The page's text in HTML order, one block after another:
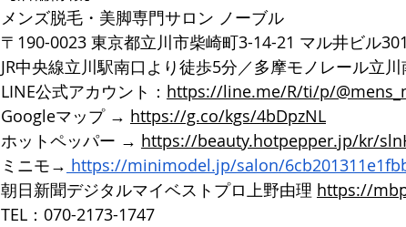
メンズ脱毛・美脚専門サロン ノーブル
〒190-0023 東京都立川市柴崎町3-14-21 マル井ビル301
JR中央線立川駅南口より徒歩5分／多摩モノレール立
LINE公式アカウント： https://line.me/R/ti/p/
Googleマップ → https://g.co/kgs/4bDpzNL
ホットペッパー → https://beauty.hotpepper.jp/kr/
ミニモ→ https://minimodel.jp/salon/
朝日新聞デジタルマイベストプロ上野由理 https://
TEL：070-2173-1747